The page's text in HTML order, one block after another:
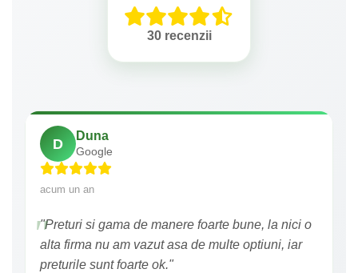
30 recenzii
D
Duna
Google
acum un an
"Preturi si gama de manere foarte bune, la nici o
alta firma nu am vazut asa de multe optiuni, iar
preturile sunt foarte ok."